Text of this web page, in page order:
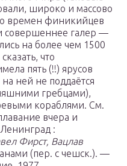
широко и массово
времен финикийцев
совершеннее галер —
на более чем 1500
что
пять (!!) ярусов
ней не поддаётся
гребцами),
кораблями. См.
вчера и
:
Фирст, Вацлав
(пер. с чешск.). —